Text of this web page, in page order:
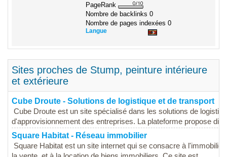
PageRank
Nombre de backlinks 0
Nombre de pages indexées 0
Langue
Sites proches de Stump, peinture intérieure
et extérieure
Cube Droute - Solutions de logistique et de transport
Cube Droute est un site spécialisé dans les solutions de
d'approvisionnement des entreprises. La plateforme propose
Square Habitat - Réseau immobilier
Square Habitat est un site internet qui se consacre à